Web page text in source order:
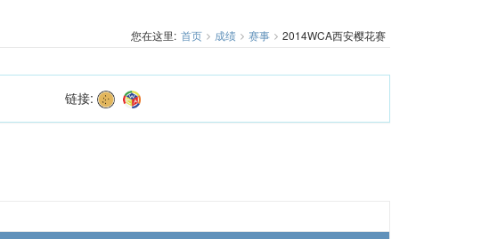
您在这里: 首页 成绩 赛事 2014WCA西安樱花赛
链接: